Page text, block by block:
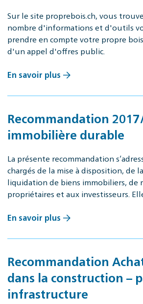
Sur le site proprebois.ch, vous
nombre d'informations et d'outils
prendre en compte votre propre
d'un appel d'offres public.
En savoir plus
Recommandation
immobilière durable
La présente recommandation
chargés de la mise à disposition, de
liquidation de biens immobiliers, de
propriétaires et aux investisseurs.
En savoir plus
Recommandation
dans la construction –
infrastructure